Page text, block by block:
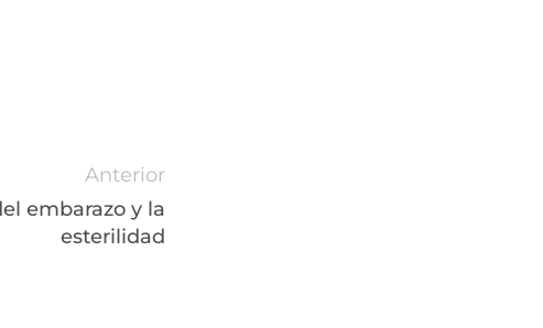
Anterior
embarazo y la
esterilidad